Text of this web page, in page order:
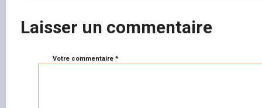
Laisser un commentaire
Votre commentaire *